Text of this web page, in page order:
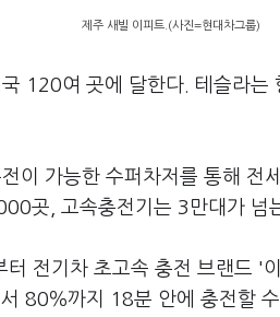
제주 새빌 이피트.(사진=현대차그룹)
120여 곳에 달한다. 테슬라는
이 가능한 수퍼차저를 통해 전
곳, 고속충전기는 3만대가 넘
터 전기차 초고속 충전 브랜드 '
80％까지 18분 안에 충전할 수